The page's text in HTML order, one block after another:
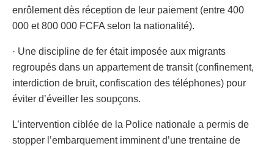
enrôlement dès réception de leur paiement (entre 400
000 et 800 000 FCFA selon la nationalité).
· Une discipline de fer était imposée aux migrants
regroupés dans un appartement de transit (confinement,
interdiction de bruit, confiscation des téléphones) pour
éviter d’éveiller les soupçons.
L’intervention ciblée de la Police nationale a permis de
stopper l’embarquement imminent d’une trentaine de